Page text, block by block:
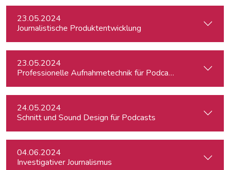
23.05.2024
Journalistische Produktentwicklung
23.05.2024
Professionelle Aufnahmetechnik für Podcasts
24.05.2024
Schnitt und Sound Design für Podcasts
04.06.2024
Investigativer Journalismus